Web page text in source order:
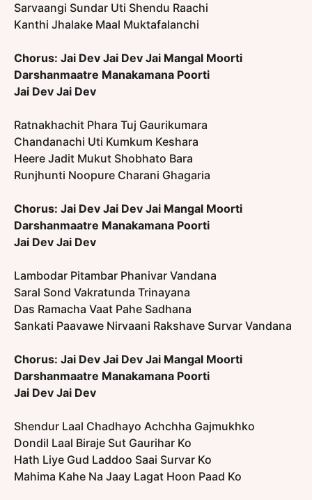
Sarvaangi Sundar Uti Shendu Raachi
Kanthi Jhalake Maal Muktafalanchi
Chorus: Jai Dev Jai Dev Jai Mangal Moorti
Darshanmaatre Manakamana Poorti
Jai Dev Jai Dev
Ratnakhachit Phara Tuj Gaurikumara
Chandanachi Uti Kumkum Keshara
Heere Jadit Mukut Shobhato Bara
Runjhunti Noopure Charani Ghagaria
Chorus: Jai Dev Jai Dev Jai Mangal Moorti
Darshanmaatre Manakamana Poorti
Jai Dev Jai Dev
Lambodar Pitambar Phanivar Vandana
Saral Sond Vakratunda Trinayana
Das Ramacha Vaat Pahe Sadhana
Sankati Paavawe Nirvaani Rakshave Survar Vandana
Chorus: Jai Dev Jai Dev Jai Mangal Moorti
Darshanmaatre Manakamana Poorti
Jai Dev Jai Dev
Shendur Laal Chadhayo Achchha Gajmukhko
Dondil Laal Biraje Sut Gaurihar Ko
Hath Liye Gud Laddoo Saai Survar Ko
Mahima Kahe Na Jaay Lagat Hoon Paad Ko